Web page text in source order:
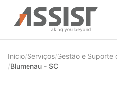
Ir direto para o conteúdo
Início/Serviços/Gestão e Suporte
/Blumenau - SC